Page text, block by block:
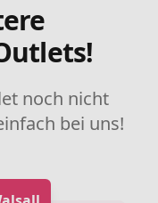
noch nicht
bei uns!